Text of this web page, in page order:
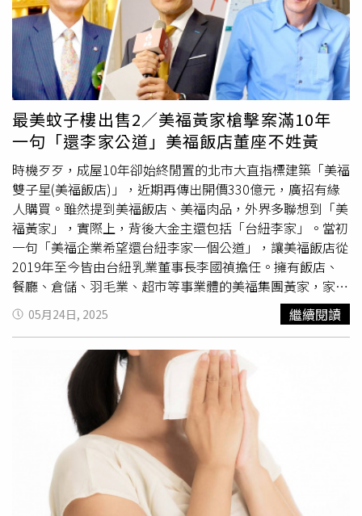
霹靂，「當自己親閨女養了6年，我的父母眼睛都快哭瞎
了，他們3個彼此長得很像，而且都像媽媽，我從沒有懷
疑」。梁先生受到雙重打擊，一方面孩子非親生，另一方面
想要離婚需要確定3個孩子的歸屬，報戶口問題因此變得更
加複雜，但即使女兒不是他的，他也選擇原諒，「孩子不能
決定出生，她沒有錯。她和哥哥姊姊一起長大，3個孩子感
情很好」，儘管心痛不已，他仍希望妻子出面共同解決問
題。不過，岳父卻抱持不同看法，他提到女兒17歲和女婿在
一起，「女婿當年20多應該是懂得，生了第一個孩子沒有領
證，想著雙方是要好好過日子，就後續有了老二 和老三」，
並痛訴女婿是媽寶，花50元人民幣還要給父母申請，而結婚
7、8年來，這是女婿頭一次上門，「現在小外孫女不是親
生，男方要各種損失40多萬，只要離了婚我們就配合」。岳
父建議再做一次親子鑑定，他認為非親生不太可能。而根據
鑑定報告，梁先生和小女兒不是親生，但是和孩子母親有血
緣關係，「女兒的意思是，如果不離婚，不會幫辦戶口。離
婚官司走完，該上戶口上戶口」，對此梁先生表明，只要解
決孩子的戶口問題，一定全力配合。
最美蚊子樓出售2／美福黃家槍擊案滿10年
一句「還李家公道」美福飯店董座不姓黃
時機歹歹，成屋10年卻始終閒置的北市大直指標建築「美福
雙子星(美福飯店)」，近期再傳出開價330億元，廣招有緣
人購買。雖然提到美福飯店、美福肉品，外界多聯想到「美
福黃家」，實際上，背後大金主還包括「台紐李家」。當初
一句「美福企業希望還台紐李家一個公道」，讓美福飯店從
2019年至今皆由台紐乳業董事長李國禎擔任。擁有飯店、
餐廳、倉儲、羽毛業、超市等事業體的美福集團黃家，家族
鬥爭故事長年有如八點檔、宮鬥劇的驚奇，一直是新聞版面
關注焦點。該家族代表資產即是「美福雙子星」和美福飯
家，飯店股東還有良茂建設陳春銅陳家，及台紐乳業李國禎
李家。而黃家與李家的關係，從父執輩開始就是世交。黃家
老四黃明堂曾回憶，父親黃榮圖與台紐乳品創辦人李金俊，
兩人是洗三溫暖的好朋友，黃榮圖揪李家買土地，後來李家
在進口肉品事業稱霸一方，也讓黃家認股。由於李家實在過
於低調，不願出頭，才由黃明仁擔任美福肉品事業的董事
長，實際背後金主和管理者其實是李家。2015年的一場家
變，讓黃家式微，低調的陳家、李家浮上檯面。遽聞當年，
05月24日, 2025 繼續閱讀